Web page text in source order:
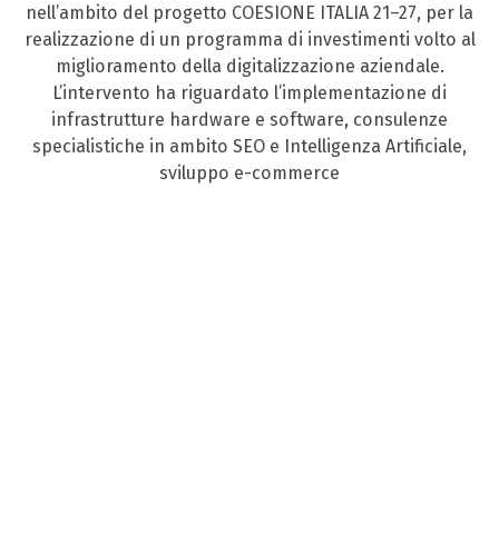
nell’ambito del progetto COESIONE ITALIA 21–27, per la
realizzazione di un programma di investimenti volto al
miglioramento della digitalizzazione aziendale.
L’intervento ha riguardato l’implementazione di
infrastrutture hardware e software, consulenze
specialistiche in ambito SEO e Intelligenza Artificiale,
sviluppo e-commerce